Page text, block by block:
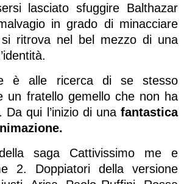
lasciato sfuggire Balthazar
in grado di minacciare
si ritrova nel bel mezzo di una
è alle ricerca di se stesso
un fratello gemello che non ha
Da qui l’inizio di una fantastica
saga Cattivissimo me e
2. Doppiatori della versione